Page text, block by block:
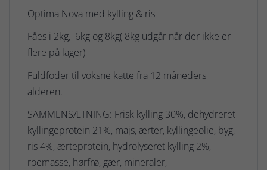
Optima Nova med kylling & ris
Fåes i 2kg, 6kg og 8kg( 8kg udgår når der ikke er
flere på lager)
Fuldfoder til voksne katte fra 12 måneders
alderen.
SAMMENSÆTNING: Frisk kylling 30%, dehydreret
kyllingeprotein 21%, majs, ærter, kyllingeolie, byg,
ris 4%, ærteprotein, hydrolyseret kylling 2%,
roemasse, hørfrø, gær, mineraler,